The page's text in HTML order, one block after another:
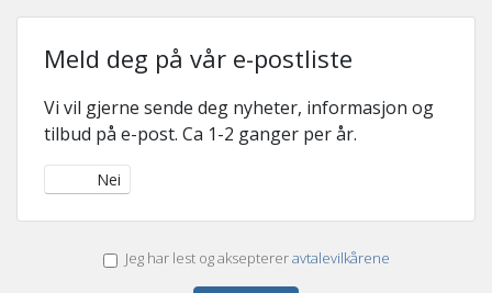
Meld deg på vår e-postliste
Vi vil gjerne sende deg nyheter, informasjon og
tilbud på e-post. Ca 1-2 ganger per år.
Nei
Jeg har lest og akseptereravtalevilkårene